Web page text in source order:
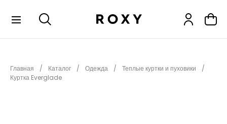
НОВИНКИ
Главная Каталог Одежда
Теплые куртки и пуховики
Куртка Everglade